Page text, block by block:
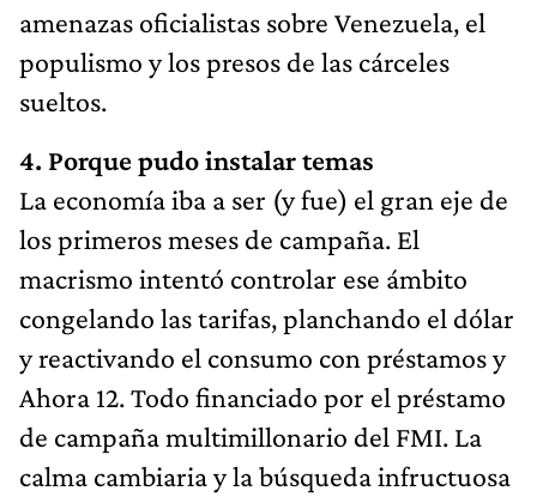
amenazas oficialistas sobre Venezuela, el
populismo y los presos de las cárceles
sueltos.
4. Porque pudo instalar temas
La economía iba a ser (y fue) el gran eje de
los primeros meses de campaña. El
macrismo intentó controlar ese ámbito
congelando las tarifas, planchando el dólar
y reactivando el consumo con préstamos y
Ahora 12. Todo financiado por el préstamo
de campaña multimillonario del FMI. La
calma cambiaria y la búsqueda infructuosa